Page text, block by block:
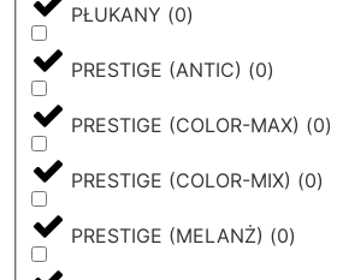
PŁUKANY (0)
PRESTIGE (ANTIC) (0)
PRESTIGE (COLOR-MAX) (0)
PRESTIGE (COLOR-MIX) (0)
PRESTIGE (MELANŻ) (0)